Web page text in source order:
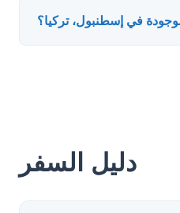
في إسطنبول، تركيا؟
دليل السفر